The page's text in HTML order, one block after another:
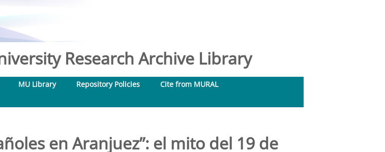
Research Archive Library
MU Library Repository Policies
Cite from MURAL
en Aranjuez”: el mito del 19 de